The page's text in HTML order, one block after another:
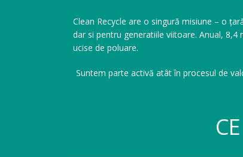
Clean Recycle are o singură misiune – o
dar si pentru generatiile viitoare. Anual,
ucise de poluare.
Suntem parte activă atât în procesul de